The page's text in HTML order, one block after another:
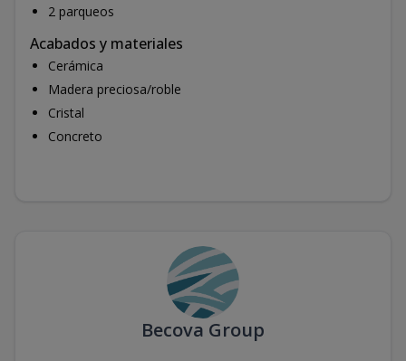
2 parqueos
Acabados y materiales
Cerámica
Madera preciosa/roble
Cristal
Concreto
Becova Group